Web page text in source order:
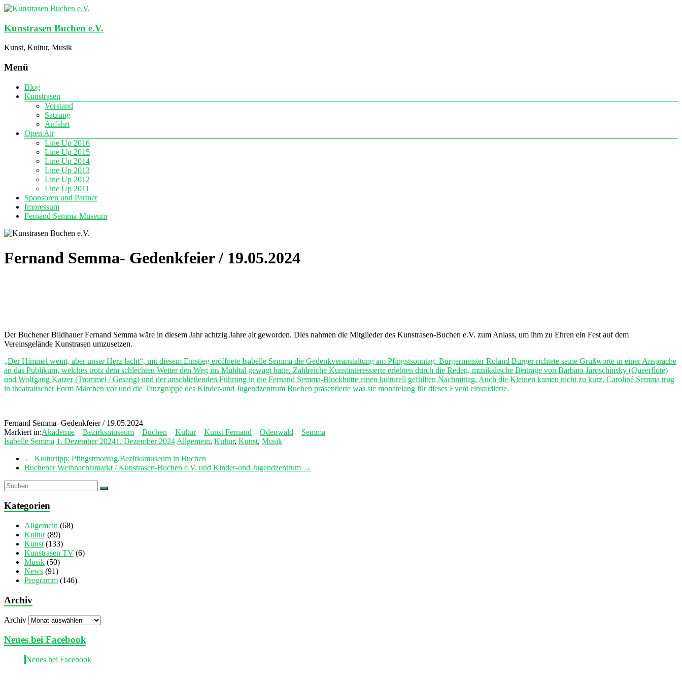
Kunstrasen Buchen e.V.
Kunst, Kultur, Musik
Menü
Blog
Kunstrasen
Vorstand
Satzung
Anfahrt
Open Air
Line Up 2016
Line Up 2015
Line Up 2014
Line Up 2013
Line Up 2012
Line Up 2011
Sponsoren und Partner
Impressum
Fernand Semma-Museum
Fernand Semma- Gedenkfeier / 19.05.2024
Der Buchener Bildhauer Fernand Semma wäre in diesem Jahr achtzig Jahre alt geworden. Dies nahmen die Mitglieder des Kunstrasen-Buchen e.V. zum Anlass, um ihm zu Ehren ein Fest auf dem
Vereinsgelände Kunstrasen umzusetzen.
„Der Himmel weint, aber unser Herz lacht“, mit diesem Einstieg eröffnete Isabelle Semma die Gedenkveranstaltung am Pfingstsonntag. Bürgermeister Roland Burger richtete seine Grußworte in einer Ansprache
an das Publikum, welches trotz dem schlechten Wetter den Weg ins Mühltal gewagt hatte. Zahlreiche Kunstinteressierte erlebten durch die Reden, musikalische Beiträge von Barbara Jaroschinsky (Queerflöte)
und Wolfgang Katzer (Trommel / Gesang) und der anschließenden Führung in die Fernand Semma-Blockhütte einen kulturell gefüllten Nachmittag. Auch die Kleinen kamen nicht zu kurz. Caroliné Semma trug
in theatralischer Form Märchen vor und die Tanzgruppe des Kinder-und Jugendzentrum Buchen präsentierte was sie monatelang für dieses Event einstudierte.
Fernand Semma- Gedenkfeier / 19.05.2024
Markiert in:Akademie Bezirksmuseum Buchen Kultur Kunst Fernand Odenwald
Semma
Isabelle Semma 1. Dezember 20241. Dezember 2024 Allgemein, Kultur, Kunst, Musik
← Kulturtipp: Pfingstmontag,Bezirksmuseum in Buchen
Buchener Weihnachtsmarkt / Kunstrasen-Buchen e.V. und Kinder-und Jugendzentrum →
Kategorien
Allgemein (68)
Kultur(89)
Kunst (133)
Kunstrasen TV (6)
Musik (50)
News (91)
Programm (146)
Archiv
Archiv
Neues bei Facebook
Neues bei Facebook